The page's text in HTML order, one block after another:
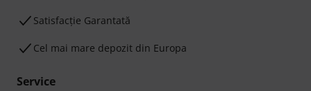
Satisfacție Garantată
Cel mai mare depozit din Europa
Service